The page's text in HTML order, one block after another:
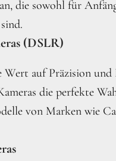
die sowohl für
(DSLR)
Wert auf Präzision
die perfekte
von Marken wie